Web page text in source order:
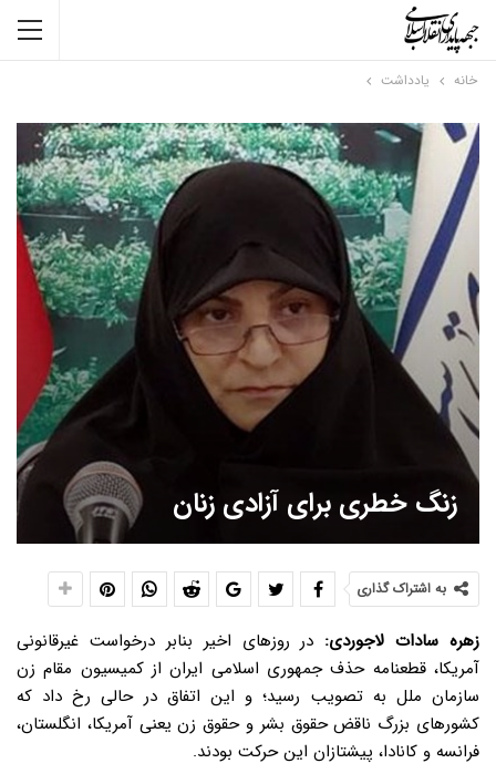
خانه یادداشت
زنگ خطری برای آزادی زنان
به اشتراک گذاری
زهره سادات لاجوردی: در روزهای اخیر بنابر درخواست غیرقانونی
آمریکا، قطعنامه حذف جمهوری اسلامی ایران از کمیسیون مقام زن
سازمان ملل به تصویب رسید؛ و این اتفاق در حالی رخ داد که
کشورهای بزرگ ناقض حقوق بشر و حقوق زن یعنی آمریکا، انگلستان،
فرانسه و کانادا، پیشتازان این حرکت بودند.